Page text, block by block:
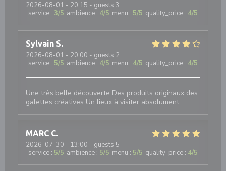
2026-08-01 - 20:15 - guests 3
service : 3/5 ambience : 4/5 menu : 5/5 quality_price : 4/5
Sylvain S
2026-08-01 - 20:00 - guests 2
service : 5/5 ambience : 4/5 menu : 4/5 quality_price : 4/5
Une très belle découverte Des produits originaux des
galettes créatives Un lieux à visiter absolument
MARC C
2026-07-30 - 13:00 - guests 5
service : 5/5 ambience : 5/5 menu : 5/5 quality_price : 4/5